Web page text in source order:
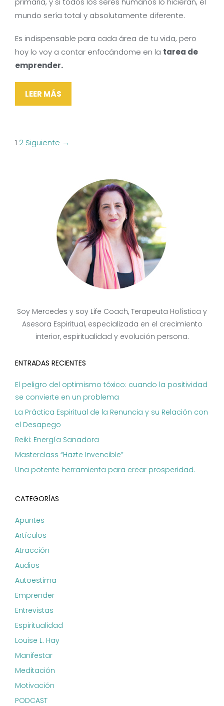
mundo sería total y absolutamente diferente.
Es indispensable para cada área de tu vida, pero
hoy lo voy a contar enfocándome en la tarea de
emprender.
LEER MÁS
Navegación
1 2 Siguiente →
Soy Mercedes y soy Life Coach, Terapeuta Holística y
Asesora Espiritual, especializada en el crecimiento
interior, espiritualidad y evolución persona.
ENTRADAS RECIENTES
El peligro del optimismo tóxico: cuando la positividad
se convierte en un problema
La Práctica Espiritual de la Renuncia y su Relación con
el Desapego
Reiki: Energía Sanadora
Masterclass “Hazte Invencible”
Una potente herramienta para crear prosperidad.
CATEGORÍAS
Apuntes
Artículos
Atracción
Audios
Autoestima
Emprender
Entrevistas
Espiritualidad
Louise L. Hay
Manifestar
Meditación
Motivación
PODCAST